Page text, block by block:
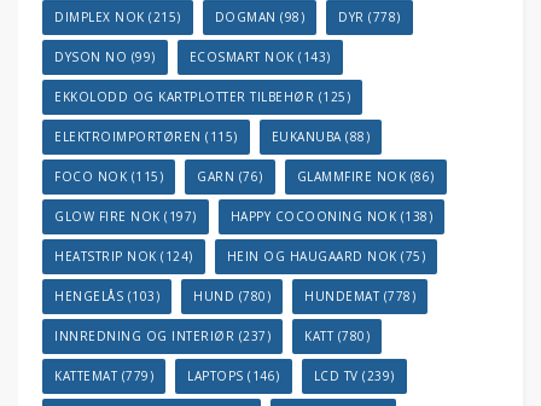
DIMPLEX NOK (215) DOGMAN (98) DYR (778)
DYSON NO (99) ECOSMART NOK (143)
EKKOLODD OG KARTPLOTTER TILBEHØR (125)
ELEKTROIMPORTØREN (115) EUKANUBA(88)
FOCO NOK (115) GARN (76) GLAMMFIRE NOK (86)
GLOW FIRE NOK (197) HAPPY COCOONING NOK (138)
HEATSTRIP NOK (124) HEIN OG HAUGAARD NOK (75)
HENGELÅS (103) HUND (780) HUNDEMAT(778)
INNREDNING OG INTERIØR (237) KATT(780)
KATTEMAT(779) LAPTOPS (146) LCD TV (239)